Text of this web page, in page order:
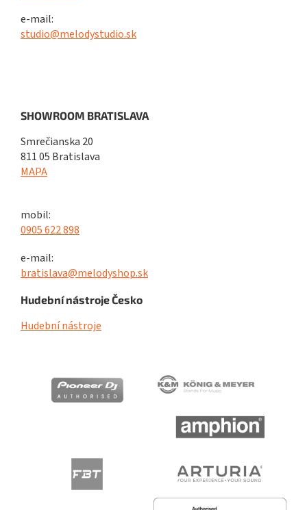
e-mail:
studio@melodystudio.sk
SHOWROOM BRATISLAVA
Smrečianska 20
811 05 Bratislava
MAPA
mobil:
0905 622 898
e-mail:
bratislava@melodyshop.sk
Hudební nástroje Česko
Hudební nástroje